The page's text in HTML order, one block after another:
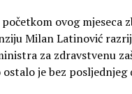
ovog mjeseca
Milan Latinović
za zdravstvenu
je bez posljednjeg